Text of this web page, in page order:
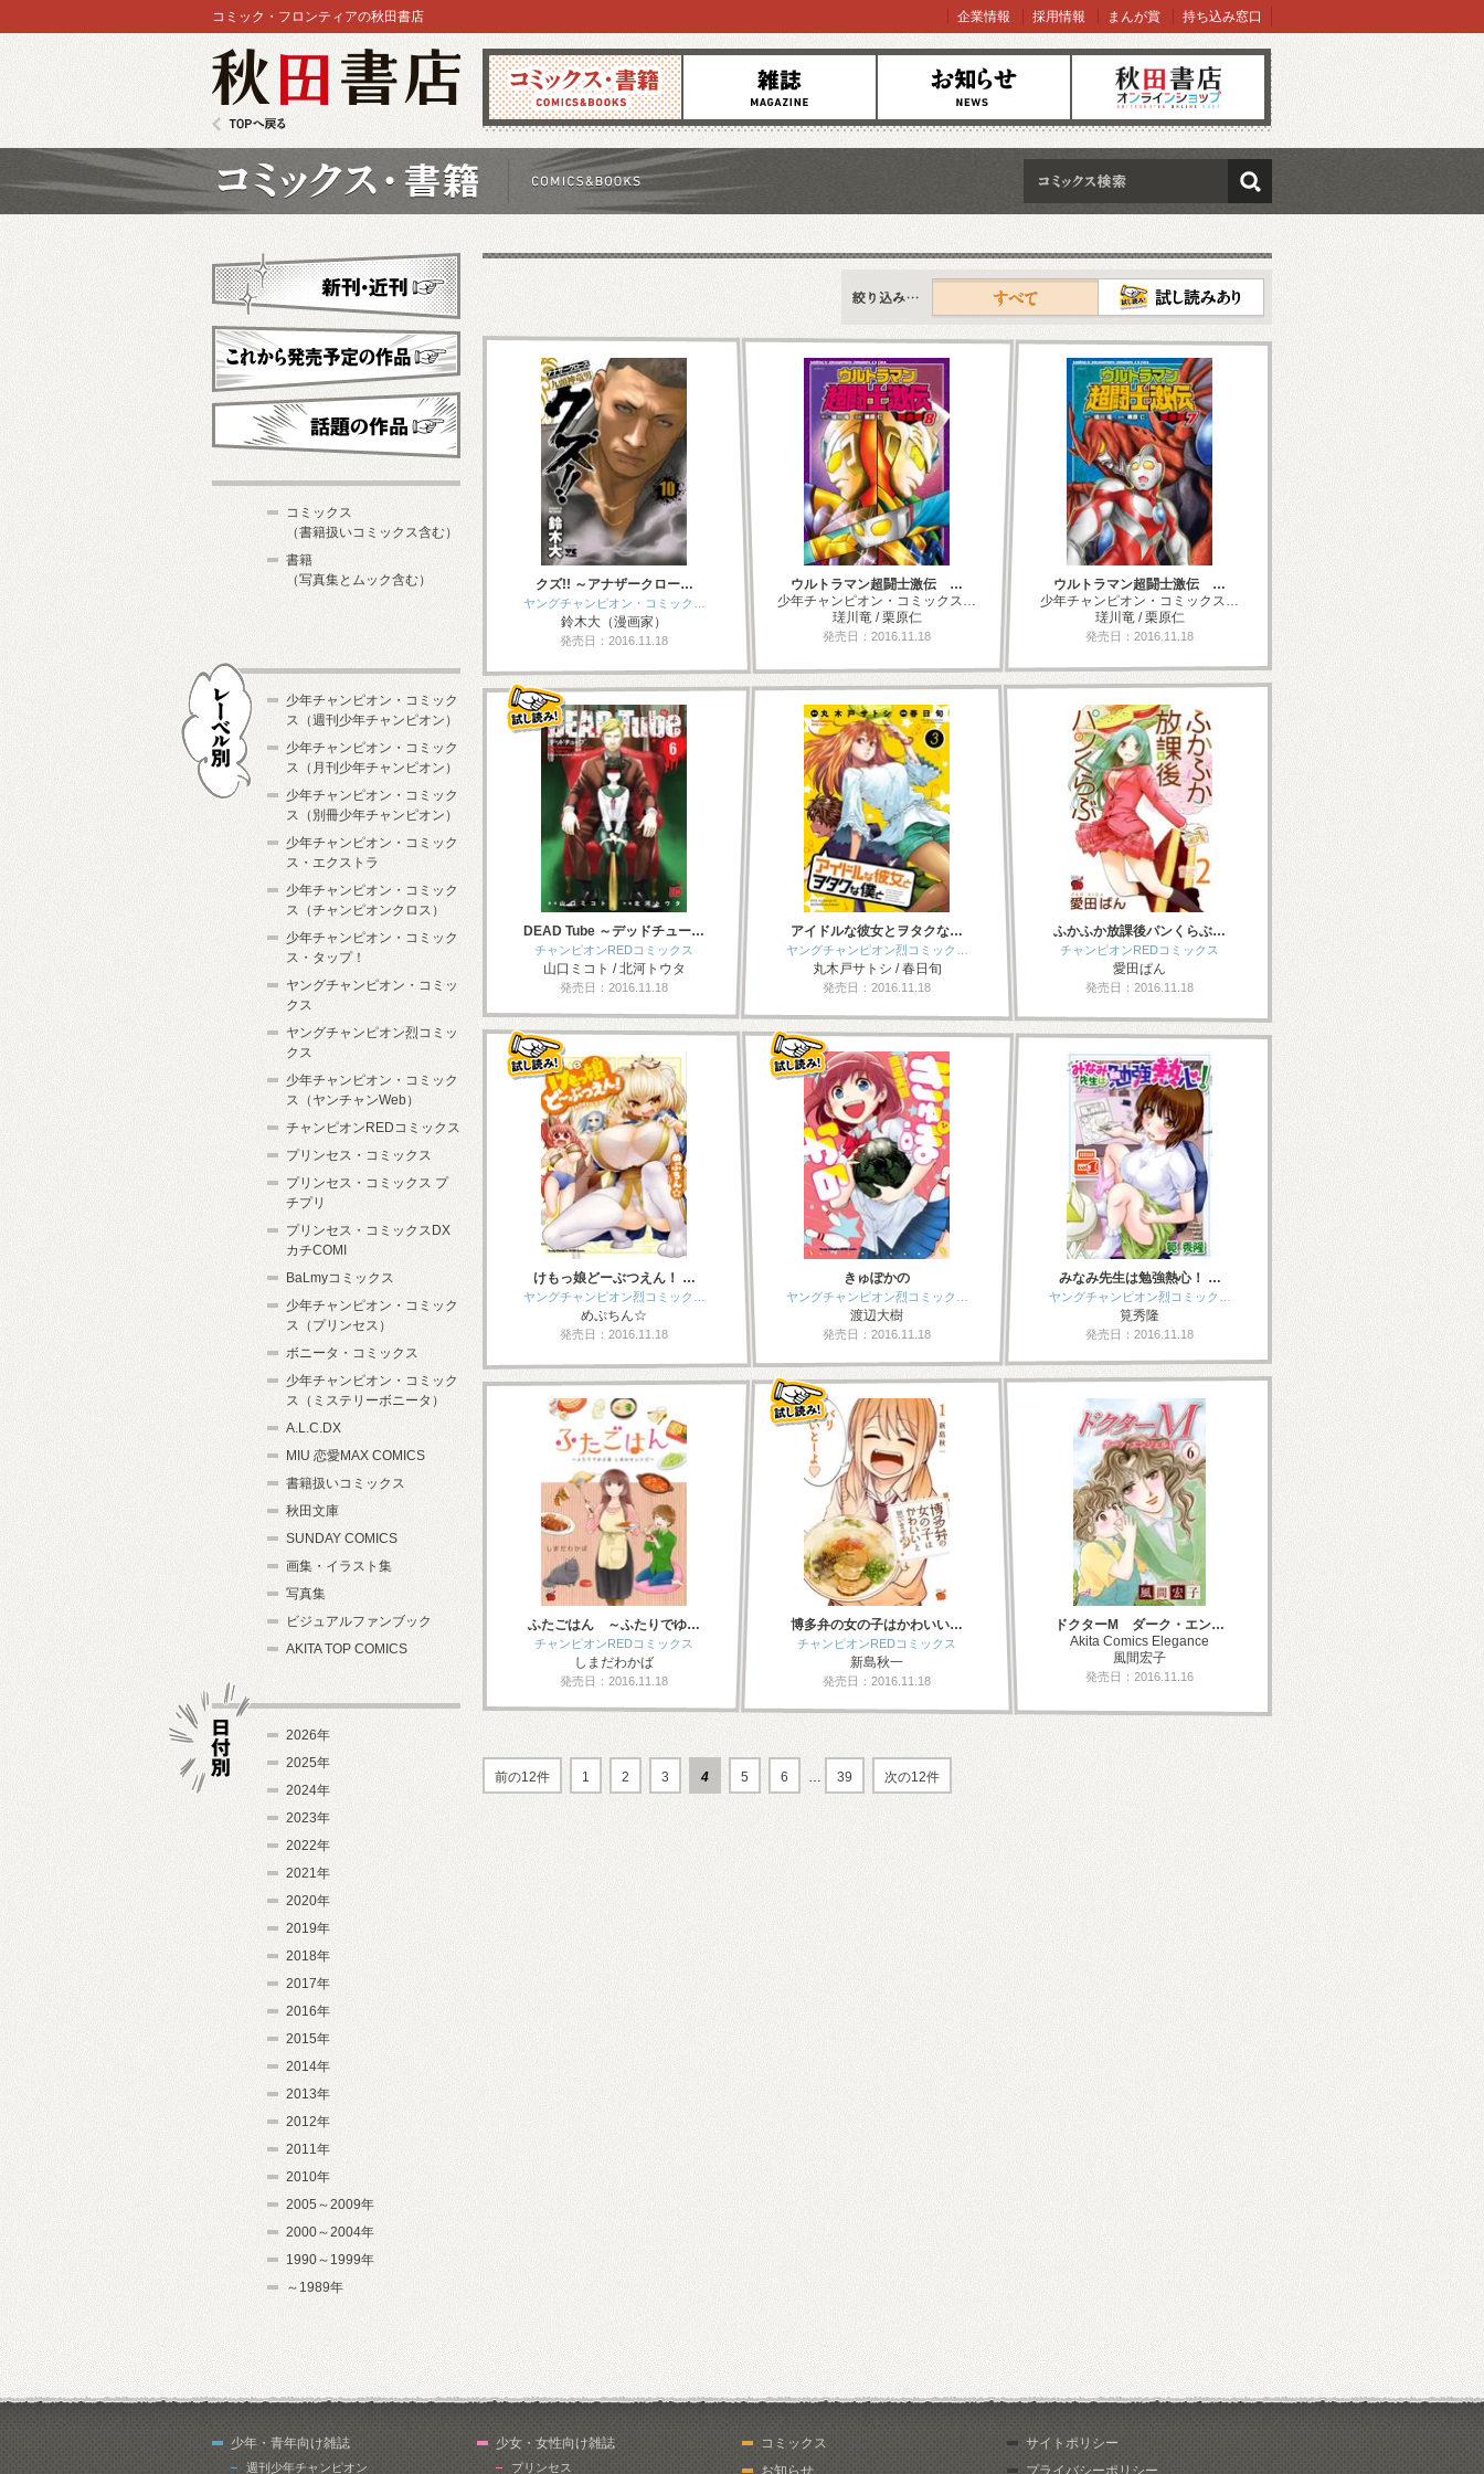
コミックス 雑誌 お知らせ オンラインショップ
コミック・フロンティアの秋田書店 企業情報 採用情報 まんが賞 持ち込み窓口
検索
新刊情報
すべて
クズ!! ～アナザークロー…
ヤングチャンピオン・コミック…
鈴木大（漫画家）
発売日：2016.11.18
ウルトラマン超闘士激伝 …
少年チャンピオン・コミックス…
瑳川竜 / 栗原仁
発売日：2016.11.18
ウルトラマン超闘士激伝 …
少年チャンピオン・コミックス…
瑳川竜 / 栗原仁
発売日：2016.11.18
DEAD Tube ～デッドチュー…
チャンピオンREDコミックス
山口ミコト / 北河トウタ
発売日：2016.11.18
アイドルな彼女とヲタクな…
ヤングチャンピオン烈コミック…
丸木戸サトシ / 春日旬
発売日：2016.11.18
ふかふか放課後パンくらぶ…
チャンピオンREDコミックス
愛田ぱん
発売日：2016.11.18
けもっ娘どーぶつえん！ …
ヤングチャンピオン烈コミック…
めぷちん☆
発売日：2016.11.18
きゅぽかの
ヤングチャンピオン烈コミック…
渡辺大樹
発売日：2016.11.18
みなみ先生は勉強熱心！ …
ヤングチャンピオン烈コミック…
筧秀隆
発売日：2016.11.18
ふたごはん ～ふたりでゆ…
チャンピオンREDコミックス
しまだわかば
発売日：2016.11.18
博多弁の女の子はかわいい…
チャンピオンREDコミックス
新島秋一
発売日：2016.11.18
ドクターM ダーク・エン…
Akita Comics Elegance
風間宏子
発売日：2016.11.16
前の12件 1 2 3 4 5 6 … 39 次の12件
新刊・近刊
これから発売予定
コミックス
（書籍扱いコミックス含む）
書籍
（写真集とムック含む）
少年チャンピオン・コミック
ス（週刊少年チャンピオン）
少年チャンピオン・コミック
ス（月刊少年チャンピオン）
少年チャンピオン・コミック
ス（別冊少年チャンピオン）
少年チャンピオン・コミック
ス・エクストラ
少年チャンピオン・コミック
ス（チャンピオンクロス）
少年チャンピオン・コミック
ス・タップ！
ヤングチャンピオン・コミッ
クス
ヤングチャンピオン烈コミッ
クス
少年チャンピオン・コミック
ス（ヤンチャンWeb）
チャンピオンREDコミックス
プリンセス・コミックス
プリンセス・コミックス プ
チプリ
プリンセス・コミックスDX
カチCOMI
BaLmyコミックス
少年チャンピオン・コミック
ス（プリンセス）
ボニータ・コミックス
少年チャンピオン・コミック
ス（ミステリーボニータ）
A.L.C.DX
MIU 恋愛MAX COMICS
書籍扱いコミックス
秋田文庫
SUNDAY COMICS
画集・イラスト集
写真集
ビジュアルファンブック
AKITA TOP COMICS
2026年
2025年
2024年
2023年
2022年
2021年
2020年
2019年
2018年
2017年
2016年
2015年
2014年
2013年
2012年
2011年
2010年
2005～2009年
2000～2004年
1990～1999年
～1989年
少年・青年向け雑誌
週刊少年チャンピオン
少女・女性向け雑誌
プリンセス
コミックス
お知らせ
サイトポリシー
プライバシーポリシー